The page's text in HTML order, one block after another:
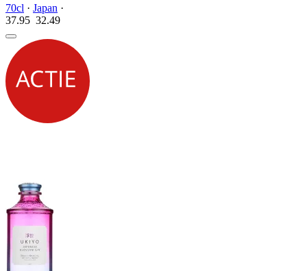
70cl · Japan ·
37.95 32.49